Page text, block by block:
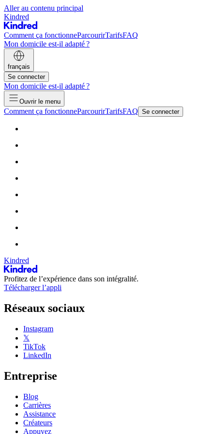
Aller au contenu principal
Kindred
Comment ça fonctionneParcourirTarifsFAQ
Mon domicile est-il adapté ?
français
Se connecter
Mon domicile est-il adapté ?
Ouvrir le menu
Comment ça fonctionneParcourirTarifsFAQ Se connecter
Kindred
Profitez de l’expérience dans son intégralité.
Télécharger l’appli
Réseaux sociaux
Instagram
𝕏
TikTok
LinkedIn
Entreprise
Blog
Carrières
Assistance
Créateurs
Appuyez